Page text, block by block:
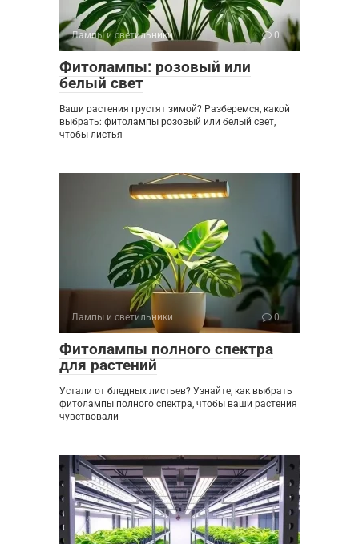
Лампы и светильники 0
Фитолампы: розовый или
белый свет
Ваши растения грустят зимой? Разберемся, какой
выбрать: фитолампы розовый или белый свет,
чтобы листья
Лампы и светильники 0
Фитолампы полного спектра
для растений
Устали от бледных листьев? Узнайте, как выбрать
фитолампы полного спектра, чтобы ваши растения
чувствовали